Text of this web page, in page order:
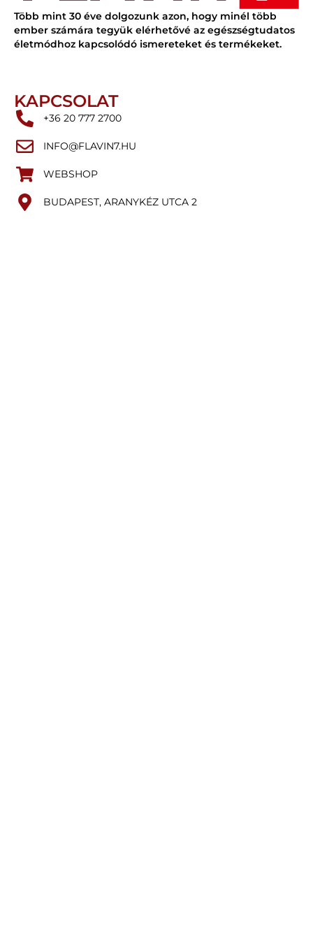
Több mint 30 éve dolgozunk azon, hogy minél több
ember számára tegyük elérhetővé az egészségtudatos
életmódhoz kapcsolódó ismereteket és termékeket.
KAPCSOLAT
+36 20 777 2700
INFO@FLAVIN7.HU
WEBSHOP
BUDAPEST, ARANYKÉZ UTCA 2